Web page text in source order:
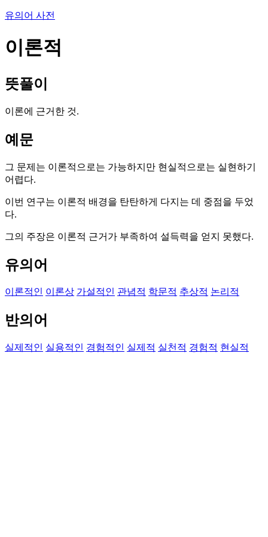
유의어 사전
이론적
뜻풀이
이론에 근거한 것.
예문
그 문제는 이론적으로는 가능하지만 현실적으로는 실현하기
어렵다.
이번 연구는 이론적 배경을 탄탄하게 다지는 데 중점을 두었
다.
그의 주장은 이론적 근거가 부족하여 설득력을 얻지 못했다.
유의어
이론적인 이론상 가설적인 관념적 학문적 추상적 논리적
반의어
실제적인 실용적인 경험적인 실제적 실천적 경험적 현실적